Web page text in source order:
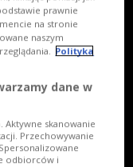
prawnie
na stronie
naszym
Polityka
dane w
Aktywne skanowanie
Przechowywanie
odbiorców i